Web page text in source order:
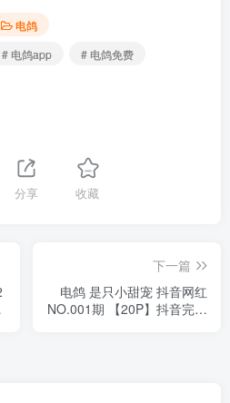
电鸽
# 电鸽app
# 电鸽免费
分享 收藏
下一篇
电鸽 是只小甜宠 抖音网红
NO.001期 【20P】抖音完整